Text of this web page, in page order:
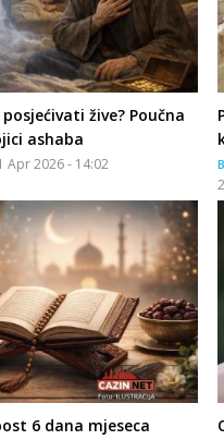
žive? Poučna
ashaba
Apr 2026 - 14:02
6 dana mjeseca